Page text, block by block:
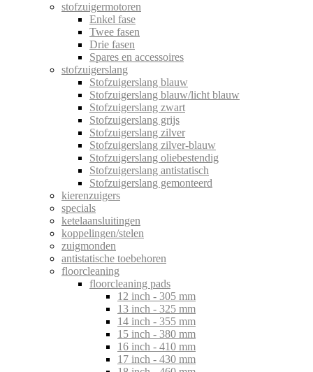
stofzuigermotoren
Enkel fase
Twee fasen
Drie fasen
Spares en accessoires
stofzuigerslang
Stofzuigerslang blauw
Stofzuigerslang blauw/licht blauw
Stofzuigerslang zwart
Stofzuigerslang grijs
Stofzuigerslang zilver
Stofzuigerslang zilver-blauw
Stofzuigerslang oliebestendig
Stofzuigerslang antistatisch
Stofzuigerslang gemonteerd
kierenzuigers
specials
ketelaansluitingen
koppelingen/stelen
zuigmonden
antistatische toebehoren
floorcleaning
floorcleaning pads
12 inch - 305 mm
13 inch - 325 mm
14 inch - 355 mm
15 inch - 380 mm
16 inch - 410 mm
17 inch - 430 mm